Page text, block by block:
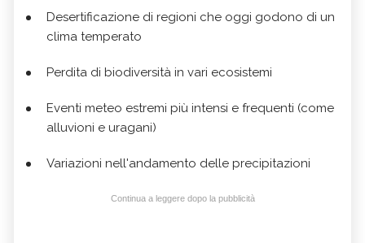
Desertificazione di regioni che oggi godono di un
clima temperato
Perdita di biodiversità in vari ecosistemi
Eventi meteo estremi più intensi e frequenti (come
alluvioni e uragani)
Variazioni nell'andamento delle precipitazioni
Continua a leggere dopo la pubblicità